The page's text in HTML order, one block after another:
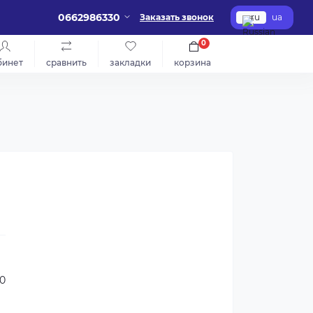
0662986330 Заказать звонок ru ua
сравнить закладки корзина
0